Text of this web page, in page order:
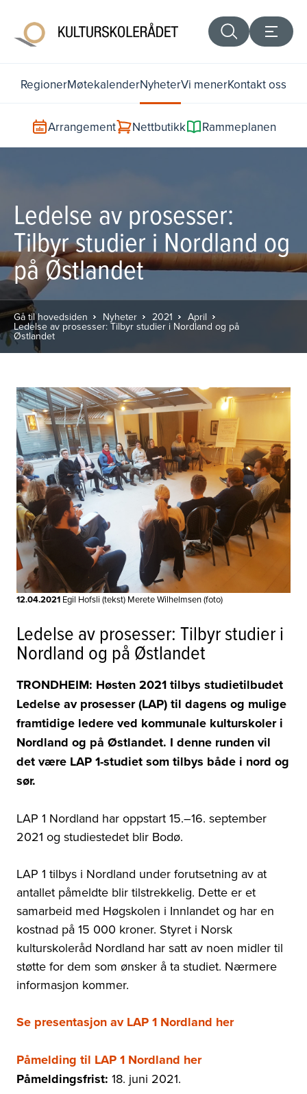
RegionerMøtekalenderNyheterVi menerKontakt oss
Arrangement Nettbutikk Rammeplanen
Ledelse av prosesser:
Tilbyr studier i Nordland og
på Østlandet
Gå til hovedsiden Nyheter 2021 April
Ledelse av prosesser: Tilbyr studier i Nordland og på
Østlandet
12.04.2021 Egil Hofsli (tekst) Merete Wilhelmsen (foto)
Ledelse av prosesser: Tilbyr studier i
Nordland og på Østlandet
TRONDHEIM: Høsten 2021 tilbys studietilbudet
Ledelse av prosesser (LAP) til dagens og mulige
framtidige ledere ved kommunale kulturskoler i
Nordland og på Østlandet. I denne runden vil
det være LAP 1-studiet som tilbys både i nord og
sør.
LAP 1 Nordland har oppstart 15.–16. september
2021 og studiestedet blir Bodø.
LAP 1 tilbys i Nordland under forutsetning av at
antallet påmeldte blir tilstrekkelig. Dette er et
samarbeid med Høgskolen i Innlandet og har en
kostnad på 15 000 kroner. Styret i Norsk
kulturskoleråd Nordland har satt av noen midler til
støtte for dem som ønsker å ta studiet. Nærmere
informasjon kommer.
Se presentasjon av LAP 1 Nordland her
Påmelding til LAP 1 Nordland her
Påmeldingsfrist: 18. juni 2021.